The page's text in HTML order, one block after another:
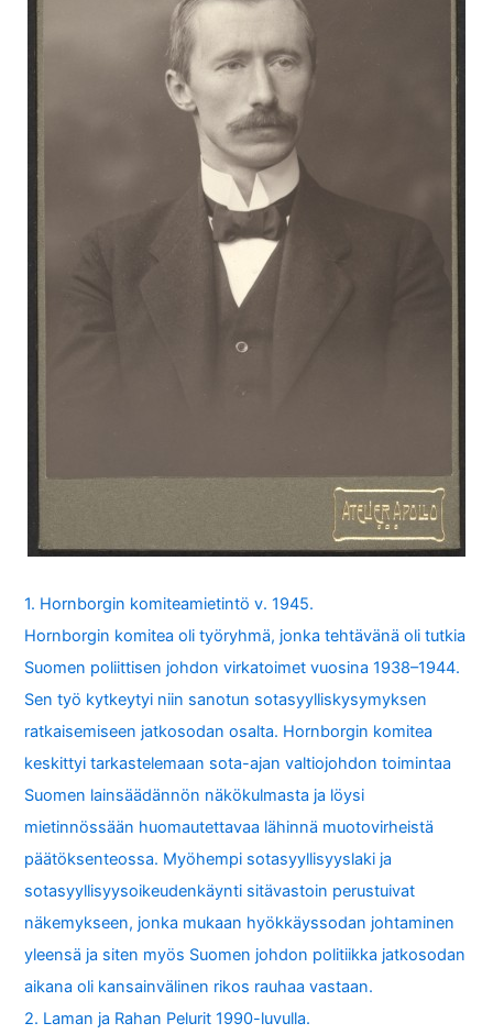
1. Hornborgin komiteamietintö v. 1945.
Hornborgin komitea oli työryhmä, jonka tehtävänä oli tutkia
Suomen poliittisen johdon virkatoimet vuosina 1938–1944.
Sen työ kytkeytyi niin sanotun sotasyylliskysymyksen
ratkaisemiseen jatkosodan osalta. Hornborgin komitea
keskittyi tarkastelemaan sota-ajan valtiojohdon toimintaa
Suomen lainsäädännön näkökulmasta ja löysi
mietinnössään huomautettavaa lähinnä muotovirheistä
päätöksenteossa. Myöhempi sotasyyllisyyslaki ja
sotasyyllisyysoikeudenkäynti sitävastoin perustuivat
näkemykseen, jonka mukaan hyökkäyssodan johtaminen
yleensä ja siten myös Suomen johdon politiikka jatkosodan
aikana oli kansainvälinen rikos rauhaa vastaan.
2. Laman ja Rahan Pelurit 1990-luvulla.